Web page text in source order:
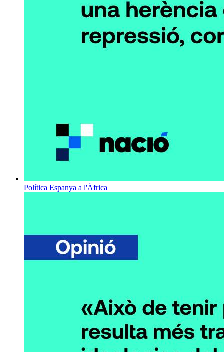
Política Espanya a l'Àfrica